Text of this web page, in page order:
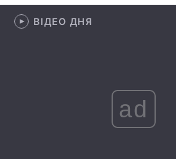
Цікавинки
Статті
ВІДЕО ДНЯ
ad